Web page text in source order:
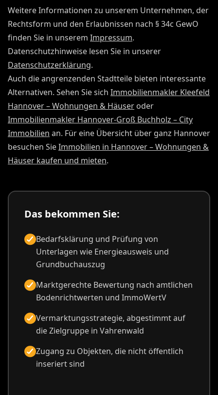
Weitere Informationen zu unserem Unternehmen, der
Rechtsform und den Erlaubnissen nach § 34c GewO
finden Sie in unserem Impressum.
Datenschutzhinweise lesen Sie in unserer
Datenschutzerklärung.
Auch die angrenzenden Stadtteile bieten interessante
Alternativen. Sehen Sie sich Immobilienmakler Kleefeld
Hannover – Wohnungen & Häuser oder
Immobilienmakler Hannover-Groß Buchholz – City
Immobilien an. Für eine Übersicht über ganz Hannover
besuchen SieImmobilien in Hannover – Wohnungen &
Häuser kaufen und mieten.
Das bekommen Sie:
Bedarfsklärung und Prüfung von
Unterlagen wie Energieausweis und
Grundbuchauszug
Marktgerechte Bewertung nach amtlichen
Bodenrichtwerten und ImmoWertV
Vermarktungsstrategie, abgestimmt auf
die Zielgruppe in Vahrenwald
Zugang zu Objekten, die nicht öffentlich
inseriert sind